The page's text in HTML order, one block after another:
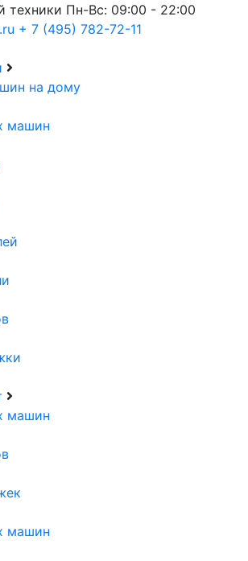
техники Пн-Вс: 09:00 - 22:00
+ 7 (495) 782-72-11
на дому
машин
машин
машин